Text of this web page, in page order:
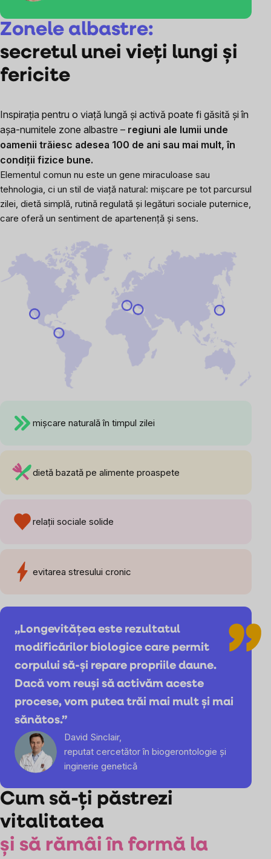
Zonele albastre:
secretul unei vieți lungi și
fericite
Inspirația pentru o viață lungă și activă poate fi găsită și în
așa-numitele zone albastre – regiuni ale lumii unde
oamenii trăiesc adesea 100 de ani sau mai mult, în
condiții fizice bune.
Elementul comun nu este un gene miraculoase sau
tehnologia, ci un stil de viață natural: mișcare pe tot parcursul
zilei, dietă simplă, rutină regulată și legături sociale puternice,
care oferă un sentiment de apartenență și sens.
mișcare naturală în timpul zilei
dietă bazată pe alimente proaspete
relații sociale solide
evitarea stresului cronic
„Longevitățea este rezultatul
modificărilor biologice care permit
corpului să-și repare propriile daune.
Dacă vom reuși să activăm aceste
procese, vom putea trăi mai mult și mai
sănătos.”
David Sinclair,
reputat cercetător în biogerontologie și
inginerie genetică
Cum să-ți păstrezi
vitalitatea
și să rămâi în formă la